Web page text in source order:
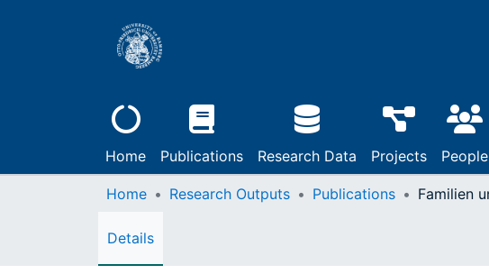
Home Publications Research Data Projects People
Home Research Outputs Publications
Details